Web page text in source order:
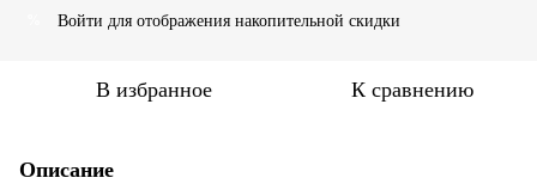
Войти для отображения накопительной скидки
В избранное К сравнению
Описание